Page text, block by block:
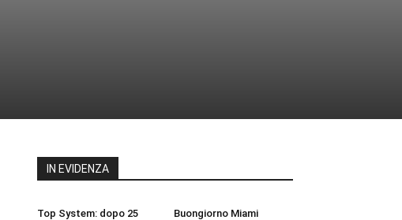
IN EVIDENZA
Top System: dopo 25
Buongiorno Miami